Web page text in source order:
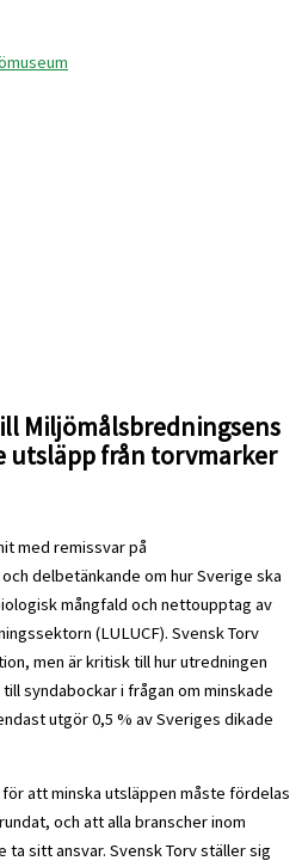
Miljömålsbredningsens
utsläpp från torvmarker
med remissvar på
delbetänkande om hur Sverige ska
mångfald och nettoupptag av
(LULUCF). Svensk Torv
men är kritisk till hur utredningen
syndabockar i frågan om minskade
utgör 0,5 % av Sveriges dikade
att minska utsläppen måste fördelas
och att alla branscher inom
sitt ansvar. Svensk Torv ställer sig